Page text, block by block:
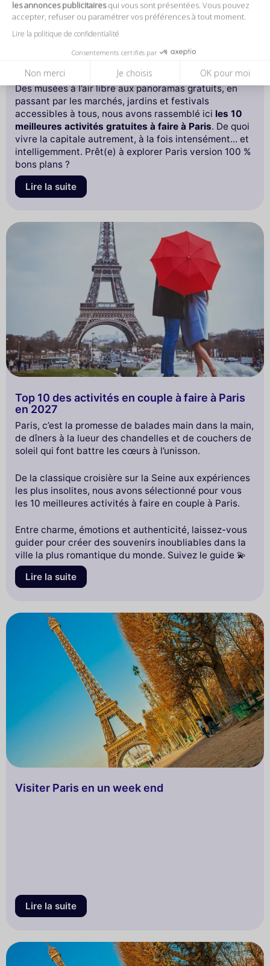
les annonces publicitairesqui vous sont présentées. Vous pouvez
accepter, refuser ou paramétrer vos préférences à tout moment.
Lire la politique de confidentialité
Consentements certifiés par
Non merci Je choisis OK pour moi
Visiter Paris sans se ruiner, c’est non seulement
possible, mais hautement recommandé. Dans une ville
réputée pour son élégance et sa richesse culturelle,
les meilleures expériences ne sont pas toujours celles
Des musées à l’air libre aux panoramas gratuits, en
passant par les marchés, jardins et festivals
accessibles à tous, nous avons rassemblé ici les 10
meilleures activités gratuites à faire à Paris. De quoi
vivre la capitale autrement, à la fois intensément... et
intelligemment. Prêt(e) à explorer Paris version 100 %
bons plans ?
Lire la suite
Top 10 des activités en couple à faire à Paris
en 2027
Paris, c’est la promesse de balades main dans la main,
de dîners à la lueur des chandelles et de couchers de
soleil qui font battre les cœurs à l’unisson.
De la classique croisière sur la Seine aux expériences
les plus insolites, nous avons sélectionné pour vous
les 10 meilleures activités à faire en couple à Paris.
Entre charme, émotions et authenticité, laissez-vous
guider pour créer des souvenirs inoubliables dans la
ville la plus romantique du monde. Suivez le guide 💫
Lire la suite
Visiter Paris en un week end
Lire la suite